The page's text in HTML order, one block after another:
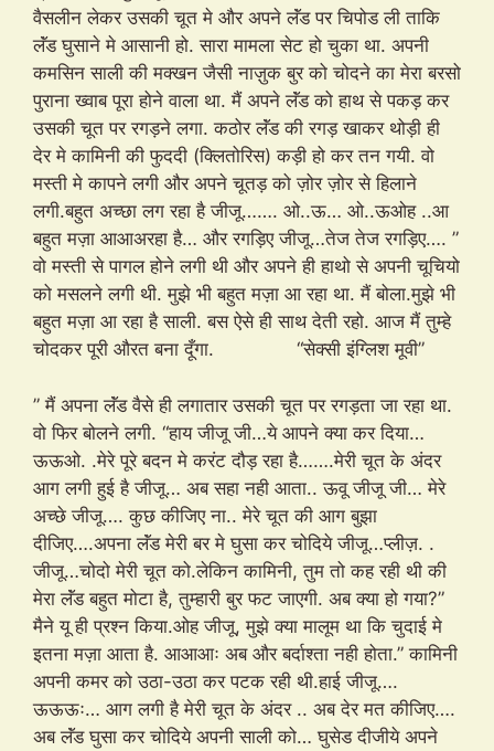
वैसलीन लेकर उसकी चूत मे और अपने लॅंड पर चिपोड ली ताकि
लॅंड घुसाने मे आसानी हो. सारा मामला सेट हो चुका था. अपनी
कमसिन साली की मक्खन जैसी नाज़ुक बुर को चोदने का मेरा बरसो
पुराना ख्वाब पूरा होने वाला था. मैं अपने लॅंड को हाथ से पकड़ कर
उसकी चूत पर रगड़ने लगा. कठोर लॅंड की रगड़ खाकर थोड़ी ही
देर मे कामिनी की फुददी (क्लितोरिस) कड़ी हो कर तन गयी. वो
मस्ती मे कापने लगी और अपने चूतड़ को ज़ोर ज़ोर से हिलाने
लगी.बहुत अच्छा लग रहा है जीजू……. ओ..ऊ… ओ..ऊओह ..आ
बहुत मज़ा आआअरहा है… और रगड़िए जीजू…तेज तेज रगड़िए…. ”
वो मस्ती से पागल होने लगी थी और अपने ही हाथो से अपनी चूचियो
को मसलने लगी थी. मुझे भी बहुत मज़ा आ रहा था. मैं बोला.मुझे भी
बहुत मज़ा आ रहा है साली. बस ऐसे ही साथ देती रहो. आज मैं तुम्हे
चोदकर पूरी औरत बना दूँगा. “सेक्सी इंग्लिश मूवी”
” मैं अपना लॅंड वैसे ही लगातार उसकी चूत पर रगड़ता जा रहा था.
वो फिर बोलने लगी. “हाय जीजू जी…ये आपने क्या कर दिया…
ऊऊओ. .मेरे पूरे बदन मे करंट दौड़ रहा है…….मेरी चूत के अंदर
आग लगी हुई है जीजू… अब सहा नही आता.. ऊवू जीजू जी… मेरे
अच्छे जीजू…. कुछ कीजिए ना.. मेरे चूत की आग बुझा
दीजिए….अपना लॅंड मेरी बर मे घुसा कर चोदिये जीजू…प्लीज़. .
जीजू…चोदो मेरी चूत को.लेकिन कामिनी, तुम तो कह रही थी की
मेरा लॅंड बहुत मोटा है, तुम्हारी बुर फट जाएगी. अब क्या हो गया?”
मैने यू ही प्रश्न किया.ओह जीजू, मुझे क्या मालूम था कि चुदाई मे
इतना मज़ा आता है. आआआः अब और बर्दाश्ता नही होता.” कामिनी
अपनी कमर को उठा-उठा कर पटक रही थी.हाई जीजू….
ऊऊऊः… आग लगी है मेरी चूत के अंदर .. अब देर मत कीजिए….
अब लॅंड घुसा कर चोदिये अपनी साली को… घुसेड दीजीये अपने